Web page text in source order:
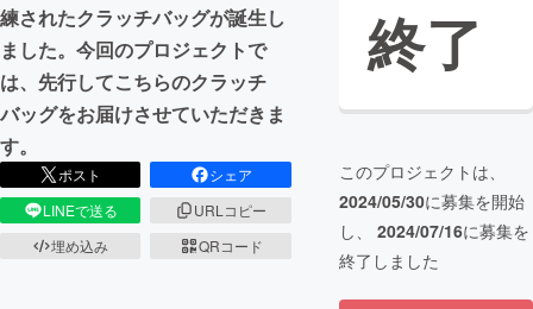
練されたクラッチバッグが誕生し
ました。今回のプロジェクトで
は、先行してこちらのクラッチ
バッグをお届けさせていただきま
す。
ポスト
シェア
LINEで送る
URLコピー
埋め込み
QRコード
終了
このプロジェクトは、
2024/05/30に募集を開始
し、 2024/07/16に募集を
終了しました